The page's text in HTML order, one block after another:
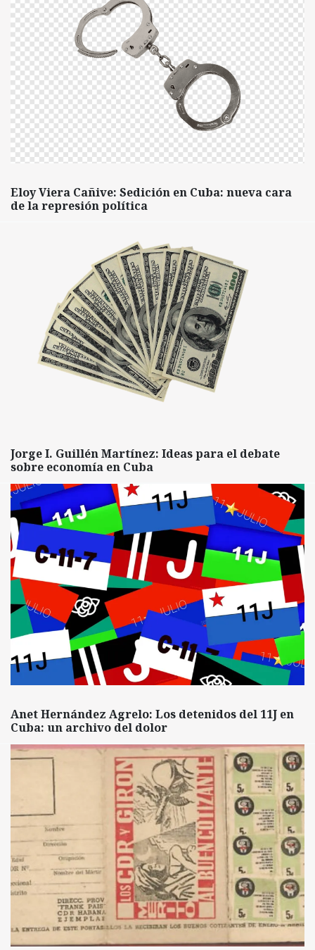
Eloy Viera Cañive: Sedición en Cuba: nueva cara
de la represión política
Jorge I. Guillén Martínez: Ideas para el debate
sobre economía en Cuba
Anet Hernández Agrelo: Los detenidos del 11J en
Cuba: un archivo del dolor